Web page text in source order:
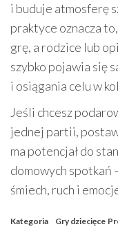
i buduje atmosferę
praktyce oznacza
grę, a rodzice lub
szybko pojawia się
i osiągania celu w
Jeśli chcesz
jednej partii, postaw
ma potencjał do
domowych spotkań
śmiech, ruch i
Kategoria Gry dziecięce